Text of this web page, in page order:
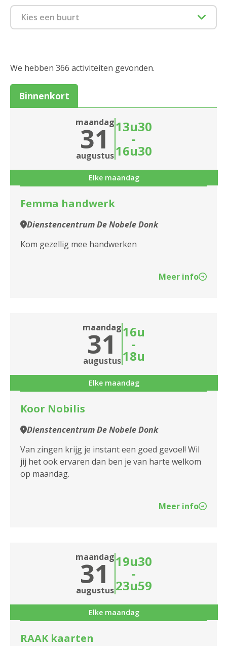
Eropuit
Zitdagen klantendienst
Sluiten
Kies een buurt
2018 Antwerpen
2020 Antwerpen
2030 Antwerpen
2040 Berendrecht
2050 Antwerpen-Linkeroever
2140 Borgerhout
2610 Wilrijk
2660 Hoboken
2950 Kapellen
Sluiten
We hebben 366 activiteiten gevonden.
Binnenkort
maandag
31
augustus
13u30
-
16u30
Elke maandag
Femma handwerk
Dienstencentrum De Nobele Donk
Kom gezellig mee handwerken
Meer info
maandag
31
augustus
16u
-
18u
Elke maandag
Koor Nobilis
Dienstencentrum De Nobele Donk
Van zingen krijg je instant een goed gevoel! Wil
jij het ook ervaren dan ben je van harte welkom
op maandag.
Meer info
maandag
31
augustus
19u30
-
23u59
Elke maandag
RAAK kaarten